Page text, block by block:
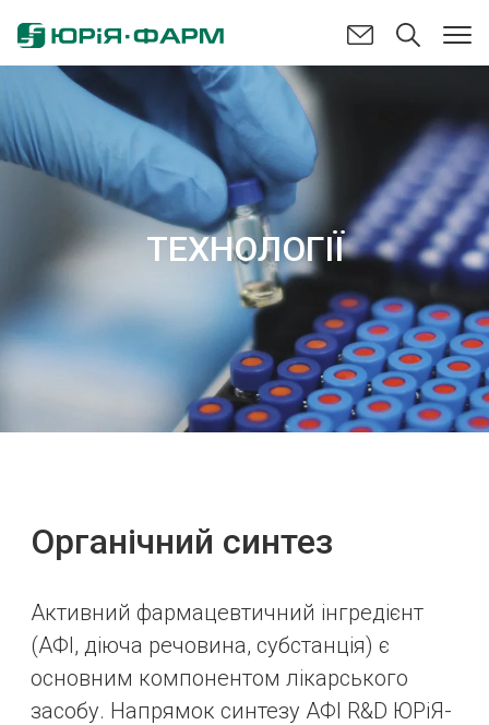
ТЕХНОЛОГІЇ
Органічний синтез
Активний фармацевтичний інгредієнт
(AФІ, діюча речовина, субстанція) є
основним компонентом лікарського
засобу. Напрямок синтезу АФІ R&D ЮРіЯ-